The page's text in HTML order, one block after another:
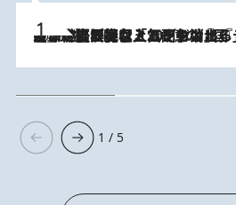
2026.8.5
【なぜ吉沢亮は「気配を消せる」のか？】興行収入208億の『国宝』を経て挑むミュージカル『ディア・エヴァン・ハンセン』。トップ俳優が舞台上でさらけ出した“孤独”とは
1 / 5